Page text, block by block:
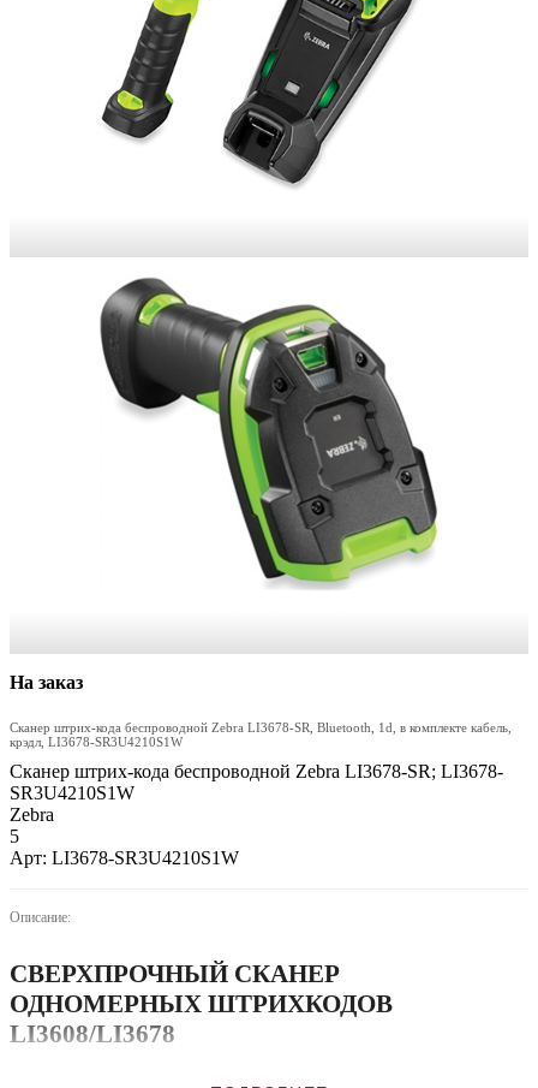
На заказ
Сканер штрих-кода беспроводной Zebra LI3678-SR, Bluetooth, 1d, в комплекте кабель,
крэдл, LI3678-SR3U4210S1W
Сканер штрих-кода беспроводной Zebra LI3678-SR; LI3678-
SR3U4210S1W
Zebra
5
Арт: LI3678-SR3U4210S1W
Описание:
СВЕРХПРОЧНЫЙ СКАНЕР
ОДНОМЕРНЫХ ШТРИХКОДОВ
LI3608/LI3678
БЕЗОСТАНОВОЧНАЯ РАБОТА ДЛЯ СКАНИРОВАНИЯ